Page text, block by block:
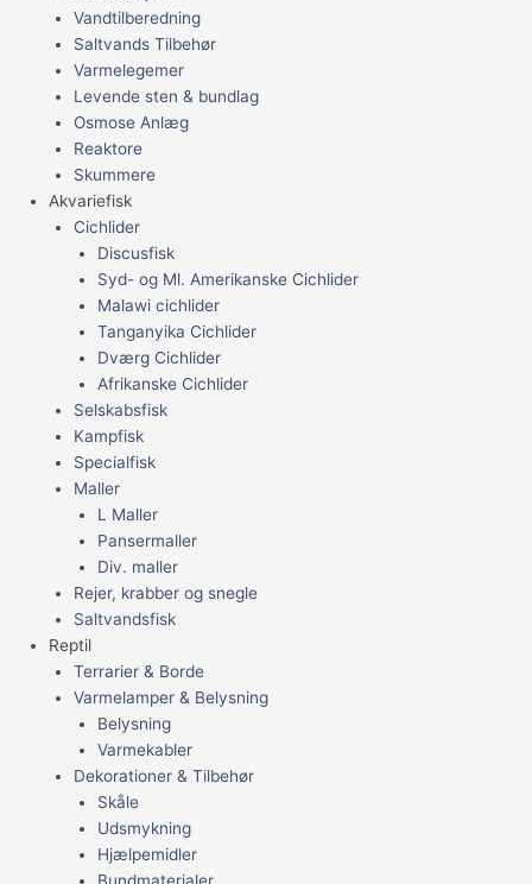
Vandtilberedning
Saltvands Tilbehør
Varmelegemer
Levende sten & bundlag
Osmose Anlæg
Reaktore
Skummere
Akvariefisk
Cichlider
Discusfisk
Syd- og Ml. Amerikanske Cichlider
Malawi cichlider
Tanganyika Cichlider
Dværg Cichlider
Afrikanske Cichlider
Selskabsfisk
Kampfisk
Specialfisk
Maller
L Maller
Pansermaller
Div. maller
Rejer, krabber og snegle
Saltvandsfisk
Reptil
Terrarier & Borde
Varmelamper & Belysning
Belysning
Varmekabler
Dekorationer & Tilbehør
Skåle
Udsmykning
Hjælpemidler